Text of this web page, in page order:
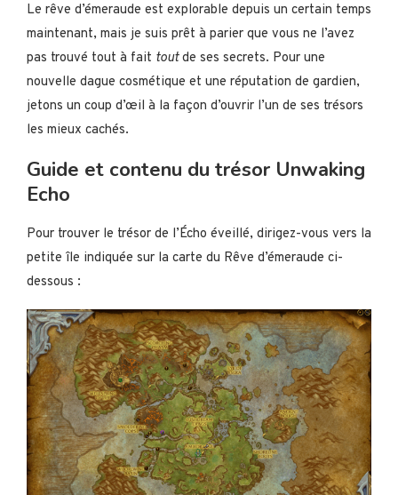
Le rêve d’émeraude est explorable depuis un certain temps
maintenant, mais je suis prêt à parier que vous ne l’avez
pas trouvé tout à fait toutde ses secrets. Pour une
nouvelle dague cosmétique et une réputation de gardien,
jetons un coup d’œil à la façon d’ouvrir l’un de ses trésors
les mieux cachés.
Guide et contenu du trésor Unwaking
Echo
Pour trouver le trésor de l’Écho éveillé, dirigez-vous vers la
petite île indiquée sur la carte du Rêve d’émeraude ci-
dessous :